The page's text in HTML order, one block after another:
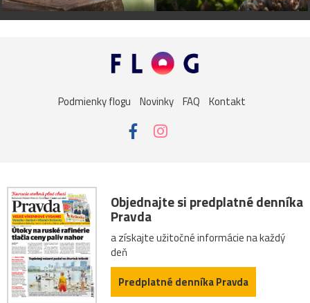
Podmienky flogu Novinky FAQ Kontakt
Objednajte si predplatné denníka
Pravda
a získajte užitočné informácie na každý
deň
Predplatné denníka Pravda